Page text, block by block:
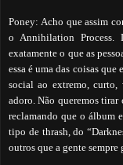
Poney: Acho que assim
o Annihilation Process.
exatamente o que as
essa é uma das coisas
social ao extremo,
adoro. Não queremos tirar
reclamando que o álbum
tipo de thrash, do
outros que a gente